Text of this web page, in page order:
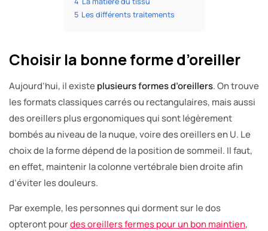
5 Les différents traitements
Choisir la bonne forme d’oreiller
Aujourd’hui, il existeplusieurs formes d’oreillers. On trouve
les formats classiques carrés ou rectangulaires, mais aussi
des oreillers plus ergonomiques qui sont légèrement
bombés au niveau de la nuque, voire des oreillers en U. Le
choix de la forme dépend de la position de sommeil. Il faut,
en effet, maintenir la colonne vertébrale bien droite afin
d’éviter les douleurs.
Par exemple, les personnes qui dorment sur le dos
opteront pourdes oreillers fermes pour un bon maintien,